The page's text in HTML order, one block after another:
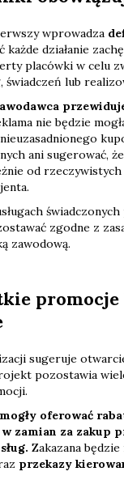
wprowadza
każde działanie
placówki w celu
świadczeń lub
nie będzie
ani sugerować,
od
zgodne z
zawodową.
promocje
sugeruje
pozostawia
oferować
zamian za zakup
Zakazana
przekazy